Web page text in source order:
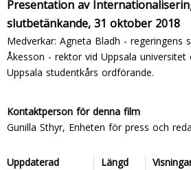
Presentation av
slutbetänkande, 31 oktober 2018
Medverkar: Agneta Bladh - regeringens
Åkesson - rektor vid Uppsala universitet
Uppsala studentkårs ordförande.
Kontaktperson för denna film
Gunilla Sthyr, Enheten för press och
Uppdaterad
Längd